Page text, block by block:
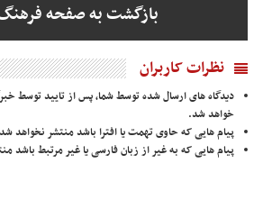
بازگشت به صفحه
نظرات کاربران
دیدگاه های ارسال شده توسط شما، پس از تایید توسط
خواهد شد.
پیام هایی که حاوی تهمت یا افترا باشد منتشر نخواهد
پیام هایی که به غیر از زبان فارسی یا غیر مرتبط باشد